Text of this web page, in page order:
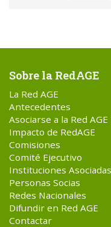
Sobre la RedAGE
La Red AGE
Antecedentes
Asociarse a la Red AGE
Impacto de RedAGE
Comisiones
Comité Ejecutivo
Instituciones Asociadas
Personas Socias
Redes Nacionales
Difundir en Red AGE
Contactar